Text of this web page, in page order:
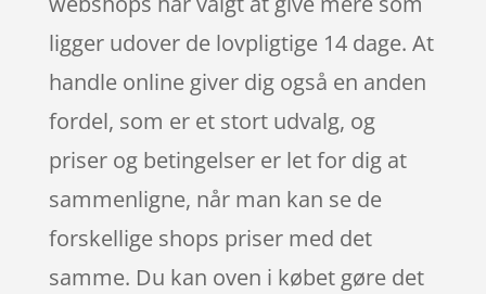
ligger udover de lovpligtige 14 dage. At
handle online giver dig også en anden
fordel, som er et stort udvalg, og
priser og betingelser er let for dig at
sammenligne, når man kan se de
forskellige shops priser med det
samme. Du kan oven i købet gøre det